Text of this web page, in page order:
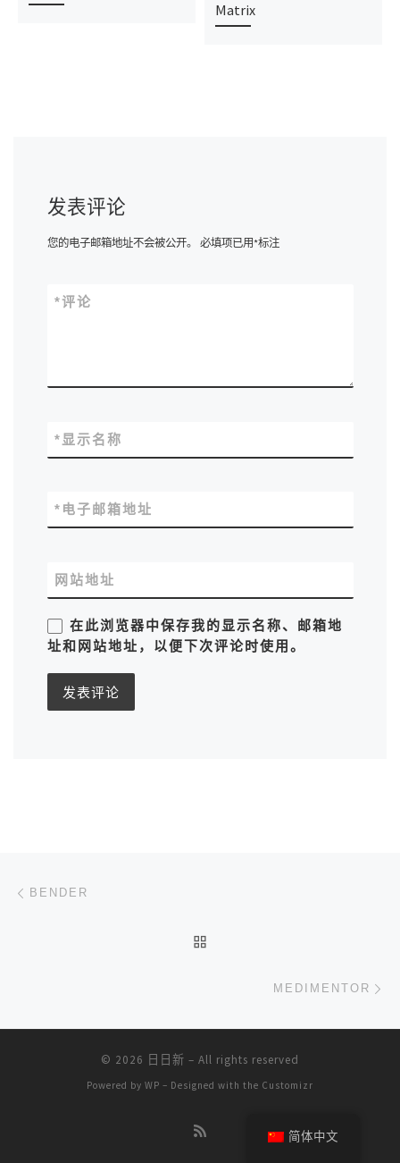
Matrix
发表评论
您的电子邮箱地址不会被公开。 必填项已用*标注
评论
*
显示名称
*
电子邮箱地址
*
网站地址
在此浏览器中保存我的显示名称、邮箱地
址和网站地址，以便下次评论时使用。
文章导航
BENDER
MEDIMENTOR
© 2026 日日新 – All rights reserved
Powered by WP – Designed with the Customizr
简体中文